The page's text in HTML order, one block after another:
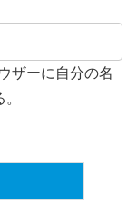
ザーに自分の名